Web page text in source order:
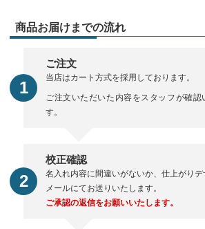
商品お届けまでの流れ
ご注文
当店はカート方式を採用しております。
ご注文いただいた内容をスタッフが確認
す。
校正確認
名入れ内容に間違いがないか、仕上がりデ
メールにてお送りいたします。
ご承認の返信をお願いいたします。